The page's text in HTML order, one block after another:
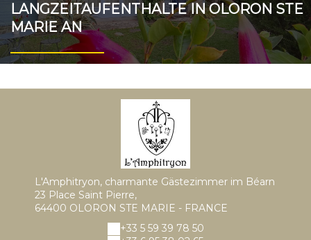
LANGZEITAUFENTHALTE IN OLORON STE
MARIE AN
L'Amphitryon, charmante Gästezimmer im Béarn
23 Place Saint Pierre,
64400 OLORON STE MARIE - FRANCE
+33 5 59 39 78 50